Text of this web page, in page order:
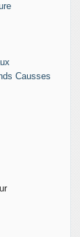
Causses